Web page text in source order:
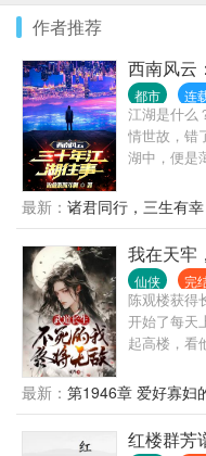
作者推荐
西南风云
都市 连
江湖是什么
情世故，错
湖中，便是
徒，也曾
锒铛入狱
故事，也是
最新： 诸君同行，三生有幸
我在天牢
仙侠 完
陈观楼获得
开始了每天
起高楼，看
贵，看他国
生岁月。
一个个大佬
最新： 第1946章 爱好寡妇
红楼群芳